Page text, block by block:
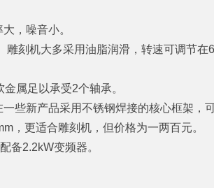
，噪音小。
刻机大多采用油脂润滑，转速可调节在
属足以承受2个轴承。
些新产品采用不锈钢焊接的核心框架，
，更适合雕刻机，但价格为一两百元。
备2.2kW变频器。